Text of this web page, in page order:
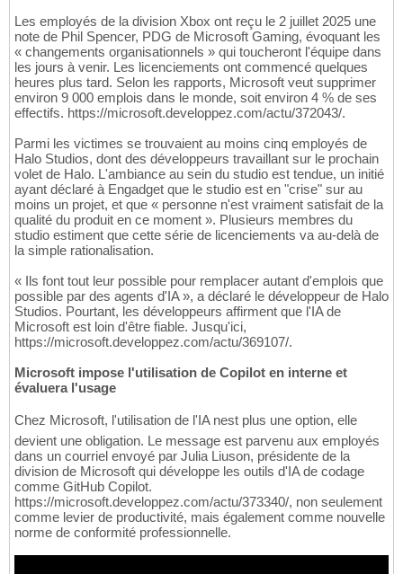
Les employés de la division Xbox ont reçu le 2 juillet 2025 une
note de Phil Spencer, PDG de Microsoft Gaming, évoquant les
« changements organisationnels » qui toucheront l'équipe dans
les jours à venir. Les licenciements ont commencé quelques
heures plus tard. Selon les rapports, Microsoft veut supprimer
environ 9 000 emplois dans le monde, soit environ 4 % de ses
effectifs. https://microsoft.developpez.com/actu/372043/.
Parmi les victimes se trouvaient au moins cinq employés de
Halo Studios, dont des développeurs travaillant sur le prochain
volet de Halo. L'ambiance au sein du studio est tendue, un initié
ayant déclaré à Engadget que le studio est en "crise" sur au
moins un projet, et que « personne n'est vraiment satisfait de la
qualité du produit en ce moment ». Plusieurs membres du
studio estiment que cette série de licenciements va au-delà de
la simple rationalisation.
« Ils font tout leur possible pour remplacer autant d'emplois que
possible par des agents d'IA », a déclaré le développeur de Halo
Studios. Pourtant, les développeurs affirment que l'IA de
Microsoft est loin d'être fiable. Jusqu'ici,
https://microsoft.developpez.com/actu/369107/.
Microsoft impose l'utilisation de Copilot en interne et
évaluera l'usage
Chez Microsoft, l'utilisation de l'IA nest plus une option, elle
devient une obligation. Le message est parvenu aux employés
dans un courriel envoyé par Julia Liuson, présidente de la
division de Microsoft qui développe les outils d'IA de codage
comme GitHub Copilot.
https://microsoft.developpez.com/actu/373340/, non seulement
comme levier de productivité, mais également comme nouvelle
norme de conformité professionnelle.